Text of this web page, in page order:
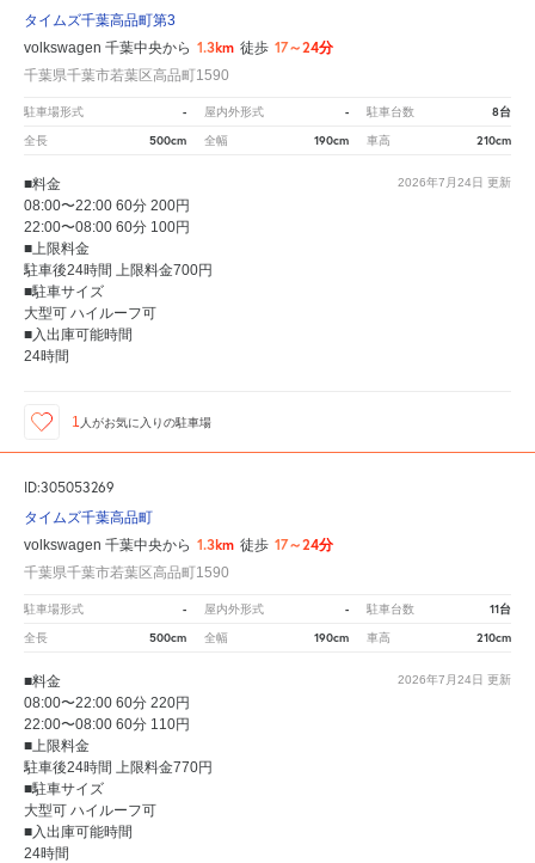
タイムズ千葉高品町第3
volkswagen 千葉中央から 1.3km 徒歩 17～24分
千葉県千葉市若葉区高品町1590
駐車場形式 - 屋内外形式 - 駐車台数 8台
全長 500cm 全幅 190cm 車高 210cm
2026年7月24日 更新
■料金
08:00〜22:00 60分 200円
22:00〜08:00 60分 100円
■上限料金
駐車後24時間 上限料金700円
■駐車サイズ
大型可 ハイルーフ可
■入出庫可能時間
24時間
1 人がお気に入りの駐車場
ID:305053269
タイムズ千葉高品町
volkswagen 千葉中央から 1.3km 徒歩 17～24分
千葉県千葉市若葉区高品町1590
駐車場形式 - 屋内外形式 - 駐車台数 11台
全長 500cm 全幅 190cm 車高 210cm
2026年7月24日 更新
■料金
08:00〜22:00 60分 220円
22:00〜08:00 60分 110円
■上限料金
駐車後24時間 上限料金770円
■駐車サイズ
大型可 ハイルーフ可
■入出庫可能時間
24時間